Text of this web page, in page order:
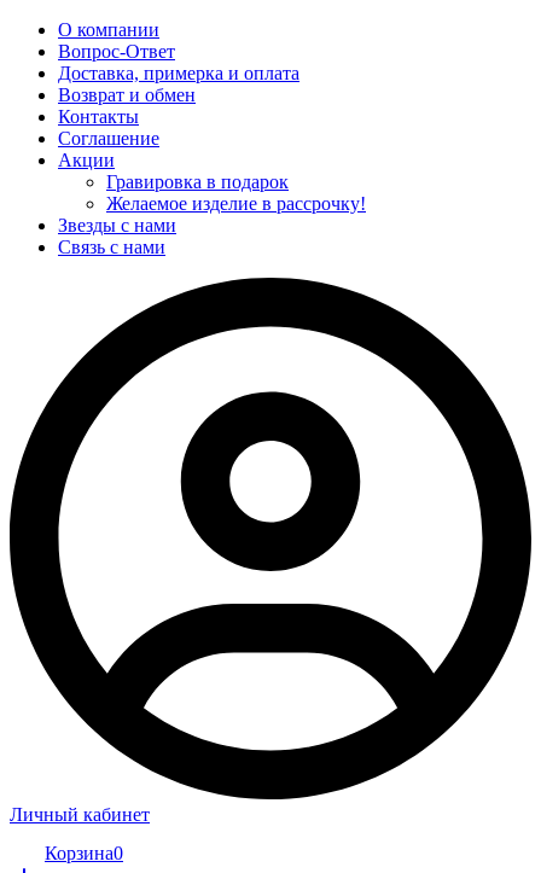
О компании
Вопрос-Ответ
Доставка, примерка и оплата
Возврат и обмен
Контакты
Соглашение
Акции
Гравировка в подарок
Желаемое изделие в рассрочку!
Звезды с нами
Связь с нами
Личный кабинет
Корзина0